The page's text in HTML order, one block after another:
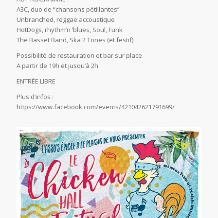
A3C, duo de “chansons pétillantes”
Unbranched, reggae accoustique
HotDogs, rhythm’n ‘blues, Soul, Funk
The Basset Band, Ska 2 Tones (et festif)
Possibilité de restauration et bar sur place
A partir de 19h et jusqu’à 2h
ENTRÉE LIBRE
Plus d’infos :
https://www.facebook.com/events/421042621791699/